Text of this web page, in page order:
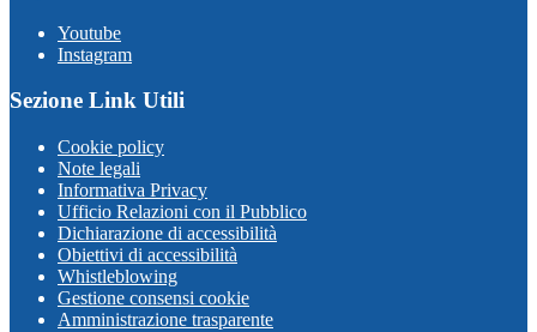
Youtube
Instagram
Sezione Link Utili
Cookie policy
Note legali
Informativa Privacy
Ufficio Relazioni con il Pubblico
Dichiarazione di accessibilità
Obiettivi di accessibilità
Whistleblowing
Gestione consensi cookie
Amministrazione trasparente